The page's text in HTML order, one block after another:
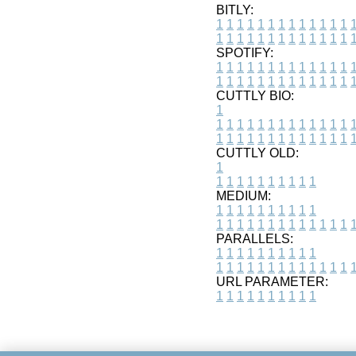
BITLY:
1 1 1 1 1 1 1 1 1 1 1 1 1 1
1 1 1 1 1 1 1 1 1 1 1 1 1 1
SPOTIFY:
1 1 1 1 1 1 1 1 1 1 1 1 1 1
1 1 1 1 1 1 1 1 1 1 1 1 1 1
CUTTLY BIO:
1
1 1 1 1 1 1 1 1 1 1 1 1 1 1
1 1 1 1 1 1 1 1 1 1 1 1 1 1
CUTTLY OLD:
1
1 1 1 1 1 1 1 1 1 1
MEDIUM:
1 1 1 1 1 1 1 1 1 1
1 1 1 1 1 1 1 1 1 1 1 1 1 1
PARALLELS:
1 1 1 1 1 1 1 1 1 1
1 1 1 1 1 1 1 1 1 1 1 1 1 1
URL PARAMETER:
1 1 1 1 1 1 1 1 1 1